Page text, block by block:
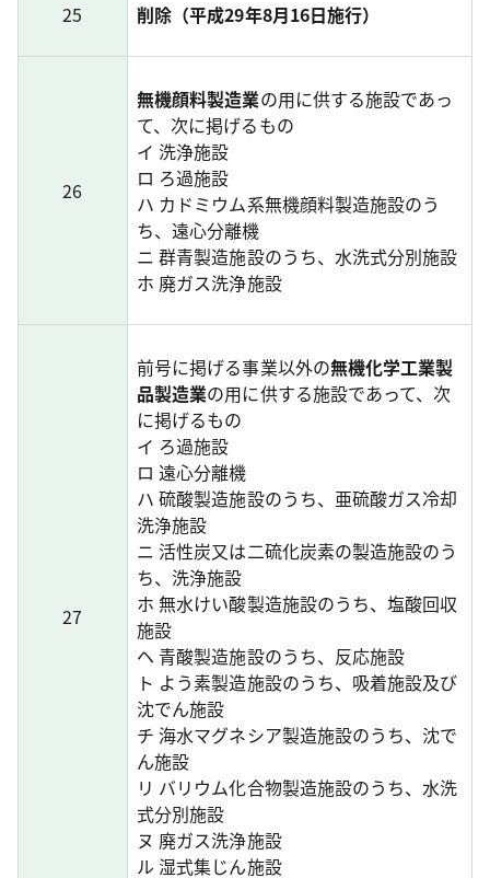
25 削除（平成29年8月16日施行）
26
無機顔料製造業の用に供する施設であっ
て、次に掲げるもの
イ 洗浄施設
ロ ろ過施設
ハ カドミウム系無機顔料製造施設のう
ち、遠心分離機
ニ 群青製造施設のうち、水洗式分別施設
ホ 廃ガス洗浄施設
27
前号に掲げる事業以外の無機化学工業製
品製造業の用に供する施設であって、次
に掲げるもの
イ ろ過施設
ロ 遠心分離機
ハ 硫酸製造施設のうち、亜硫酸ガス冷却
洗浄施設
ニ 活性炭又は二硫化炭素の製造施設のう
ち、洗浄施設
ホ 無水けい酸製造施設のうち、塩酸回収
施設
ヘ 青酸製造施設のうち、反応施設
ト よう素製造施設のうち、吸着施設及び
沈でん施設
チ 海水マグネシア製造施設のうち、沈で
ん施設
リ バリウム化合物製造施設のうち、水洗
式分別施設
ヌ 廃ガス洗浄施設
ル 湿式集じん施設